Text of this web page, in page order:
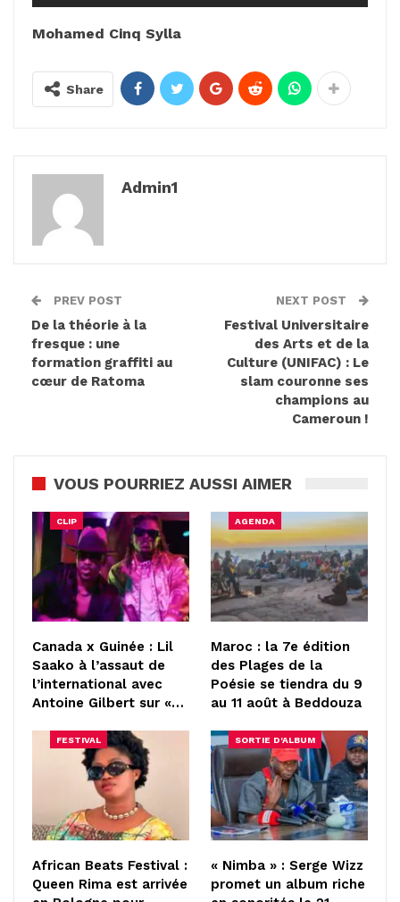
Mohamed Cinq Sylla
Share
Admin1
PREV POST
De la théorie à la
fresque : une
formation graffiti au
cœur de Ratoma
NEXT POST
Festival Universitaire
des Arts et de la
Culture (UNIFAC) : Le
slam couronne ses
champions au
Cameroun !
VOUS POURRIEZ AUSSI AIMER
CLIP
Canada x Guinée : Lil
Saako à l’assaut de
l’international avec
Antoine Gilbert sur «…
AGENDA
Maroc : la 7e édition
des Plages de la
Poésie se tiendra du 9
au 11 août à Beddouza
FESTIVAL
African Beats Festival :
Queen Rima est arrivée
SORTIE D'ALBUM
« Nimba » : Serge Wizz
promet un album riche